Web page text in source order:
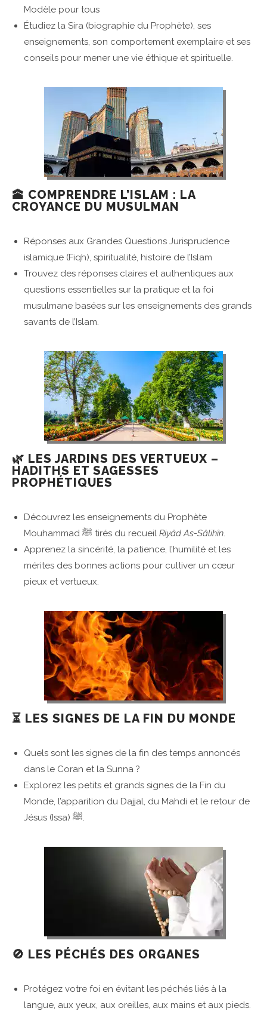
Modèle pour tous
Étudiez la Sira (biographie du Prophète), ses
enseignements, son comportement exemplaire et ses
conseils pour mener une vie éthique et spirituelle.
🕋 COMPRENDRE L’ISLAM : LA
CROYANCE DU MUSULMAN
Réponses aux Grandes Questions Jurisprudence
islamique (Fiqh), spiritualité, histoire de l’Islam
Trouvez des réponses claires et authentiques aux
questions essentielles sur la pratique et la foi
musulmane basées sur les enseignements des grands
savants de l’Islam.
🌿 LES JARDINS DES VERTUEUX –
HADITHS ET SAGESSES
PROPHÉTIQUES
Découvrez les enseignements du Prophète
Mouhammad ﷺ tirés du recueil Riyâd As-Sâlihîn.
Apprenez la sincérité, la patience, l’humilité et les
mérites des bonnes actions pour cultiver un cœur
pieux et vertueux.
⏳ LES SIGNES DE LA FIN DU MONDE
Quels sont les signes de la fin des temps annoncés
dans le Coran et la Sunna ?
Explorez les petits et grands signes de la Fin du
Monde, l’apparition du Dajjal, du Mahdi et le retour de
Jésus (Issa) ﷺ.
🚫 LES PÉCHÉS DES ORGANES
Protégez votre foi en évitant les péchés liés à la
langue, aux yeux, aux oreilles, aux mains et aux pieds.